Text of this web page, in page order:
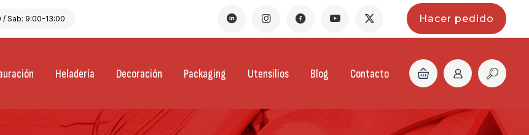
Sab: 9:00-13:00 Hacer pedido
Heladería Decoración Packaging Utensilios Blog Contacto